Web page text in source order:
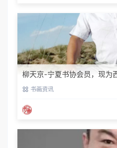
柳天京-宁夏书协会员，现为
书画资讯